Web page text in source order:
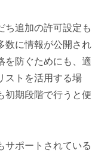
ち追加の許可設定も
数に情報が公開され
を防ぐためにも、適
ストを活用する場
初期段階で行うと便
サポートされている